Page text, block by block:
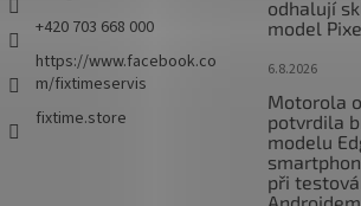
+420 703 668 000
https://www.facebook.co
m/fixtimeservis
fixtime.store
odhalují
model
6.8.2026
Motorola
potvrdila
modelu
při